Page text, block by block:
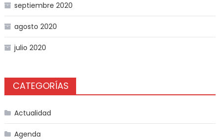
septiembre 2020
agosto 2020
julio 2020
CATEGORÍAS
Actualidad
Agenda